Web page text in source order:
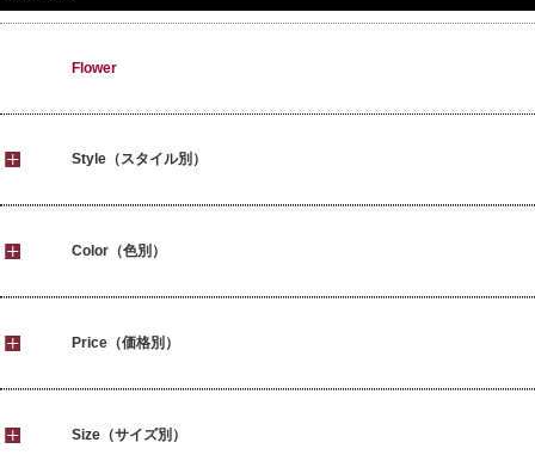
Flower
Style（スタイル別）
Color（色別）
Price（価格別）
Size（サイズ別）